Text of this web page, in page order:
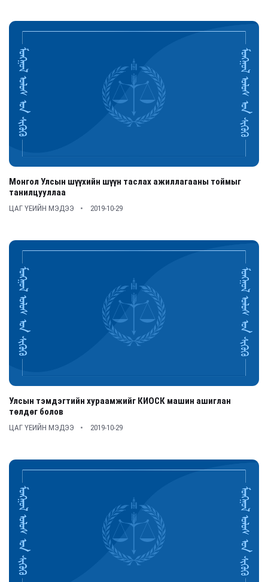
Монгол Улсын шүүхийн шүүн таслах ажиллагааны тоймыг
танилцууллаа
ЦАГ ҮЕИЙН МЭДЭЭ 2019-10-29
Улсын тэмдэгтийн хураамжийг КИОСК машин ашиглан
төлдөг болов
ЦАГ ҮЕИЙН МЭДЭЭ 2019-10-29